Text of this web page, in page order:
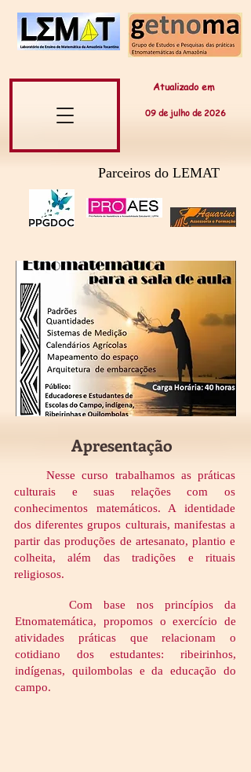
Atualizado em
09 dejulhode 2026
Parceiros do LEMAT
Apresentação
Nesse curso trabalhamos as práticas
culturais e suas relações com os
conhecimentos matemáticos. A identidade
dos diferentes grupos culturais, manifestas a
partir das produções de artesanato, plantio e
colheita, além das tradições e rituais
religiosos.
Com base nos princípios da
Etnomatemática, propomos o exercício de
atividades práticas que relacionam o
cotidiano dos estudantes: ribeirinhos,
indígenas, quilombolas e da educação do
campo.